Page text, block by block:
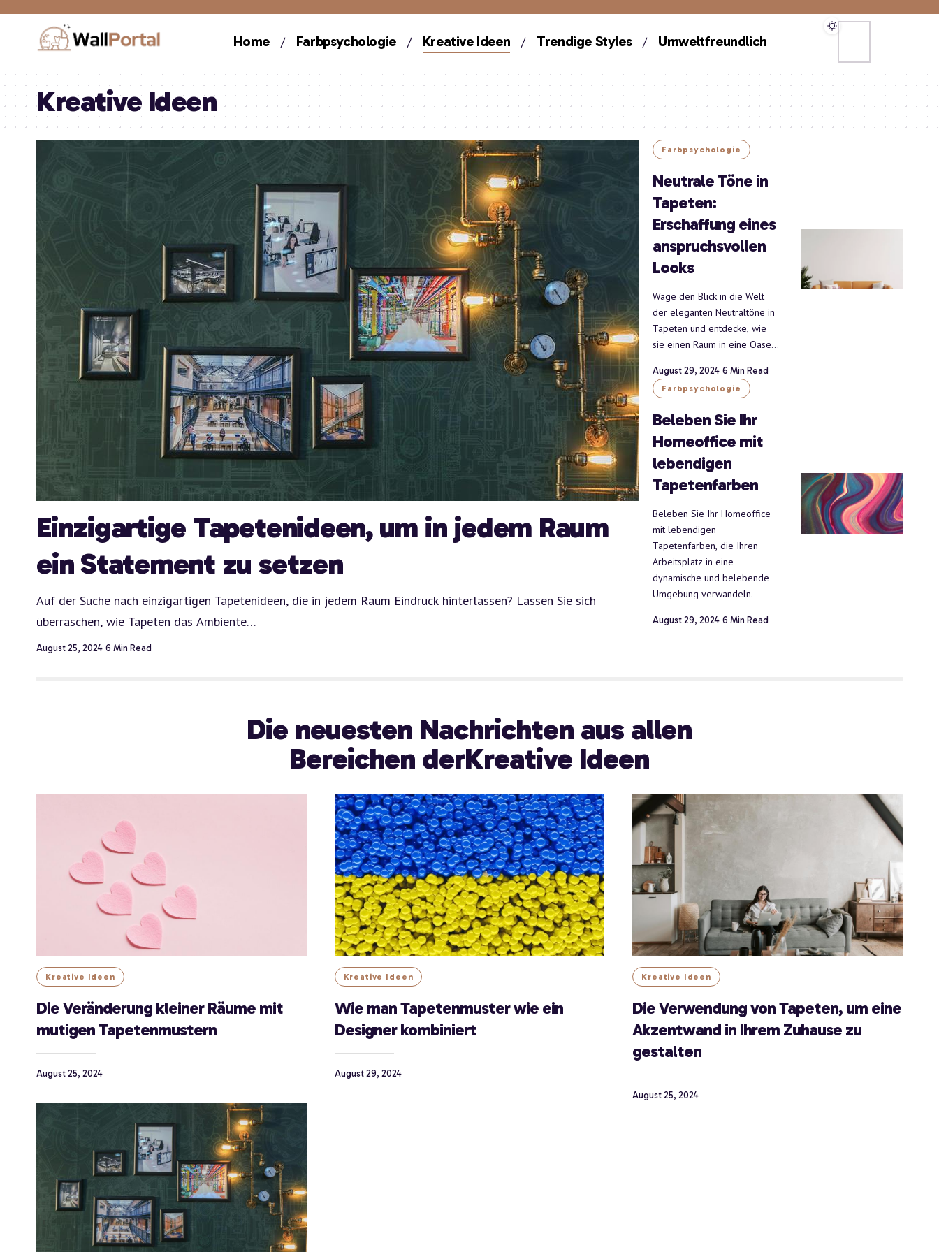
Home Farbpsychologie Kreative Ideen Trendige Styles Umweltfreundlich
Kreative Ideen
Einzigartige Tapetenideen, um in jedem Raum
ein Statement zu setzen
Auf der Suche nach einzigartigen Tapetenideen, die in jedem Raum Eindruck hinterlassen? Lassen Sie sich
überraschen, wie Tapeten das Ambiente…
August 25, 2024 6 Min Read
Farbpsychologie
Neutrale Töne in
Tapeten:
Erschaffung eines
anspruchsvollen
Looks
Wage den Blick in die Welt
der eleganten Neutraltöne in
Tapeten und entdecke, wie
sie einen Raum in eine Oase…
August 29, 2024 6 Min Read
Farbpsychologie
Beleben Sie Ihr
Homeoffice mit
lebendigen
Tapetenfarben
Beleben Sie Ihr Homeoffice
mit lebendigen
Tapetenfarben, die Ihren
Arbeitsplatz in eine
dynamische und belebende
Umgebung verwandeln.
August 29, 2024 6 Min Read
Die neuesten Nachrichten aus allen
Bereichen derKreative Ideen
Kreative Ideen
Die Veränderung kleiner Räume mit
mutigen Tapetenmustern
August 25, 2024
Kreative Ideen
Wie man Tapetenmuster wie ein
Designer kombiniert
August 29, 2024
Kreative Ideen
Die Verwendung von Tapeten, um eine
Akzentwand in Ihrem Zuhause zu
gestalten
August 25, 2024